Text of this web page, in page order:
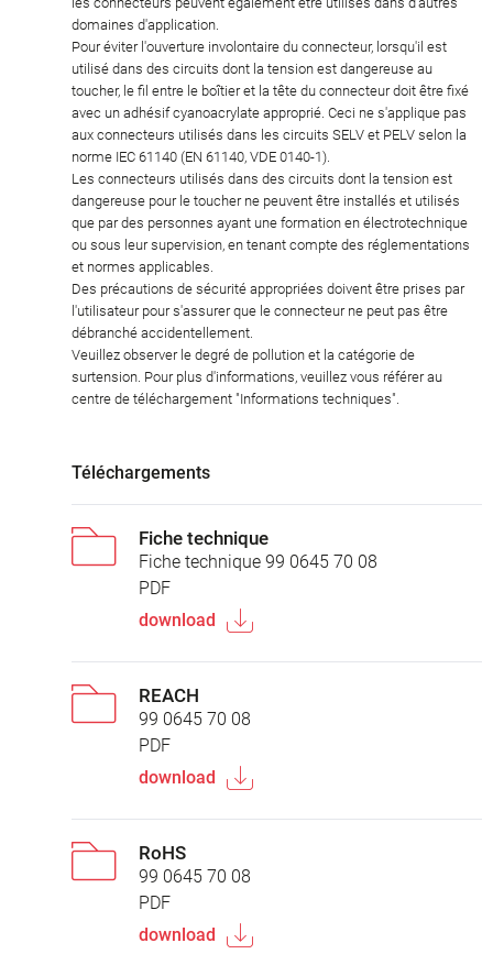
domaines d'application.
Pour éviter l'ouverture involontaire du connecteur, lorsqu'il est
utilisé dans des circuits dont la tension est dangereuse au
toucher, le fil entre le boîtier et la tête du connecteur doit être fixé
avec un adhésif cyanoacrylate approprié. Ceci ne s'applique pas
aux connecteurs utilisés dans les circuits SELV et PELV selon la
norme IEC 61140 (EN 61140, VDE 0140-1).
Les connecteurs utilisés dans des circuits dont la tension est
dangereuse pour le toucher ne peuvent être installés et utilisés
que par des personnes ayant une formation en électrotechnique
ou sous leur supervision, en tenant compte des réglementations
et normes applicables.
Des précautions de sécurité appropriées doivent être prises par
l'utilisateur pour s'assurer que le connecteur ne peut pas être
débranché accidentellement.
Veuillez observer le degré de pollution et la catégorie de
surtension. Pour plus d'informations, veuillez vous référer au
centre de téléchargement "Informations techniques".
Téléchargements
Fiche technique
Fiche technique 99 0645 70 08
PDF
download
REACH
99 0645 70 08
PDF
download
RoHS
99 0645 70 08
PDF
download